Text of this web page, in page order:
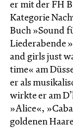
er mit der FH
Kategorie
Buch »Sound
Liederabende
and girls just
time« am
er als
wirkte er am
»Alice«,
goldenen